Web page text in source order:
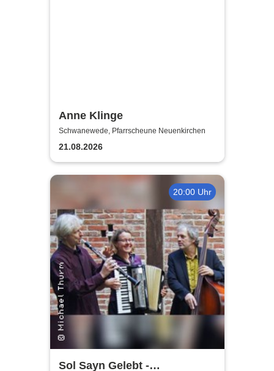
Anne Klinge
Schwanewede, Pfarrscheune Neuenkirchen
21.08.2026
20:00 Uhr
Sol Sayn Gelebt -